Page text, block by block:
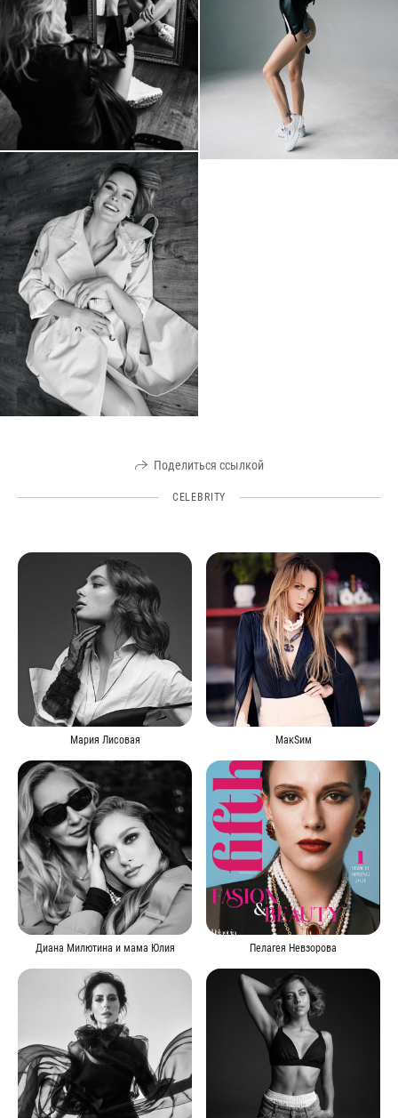
Поделиться ссылкой
CELEBRITY
Мария Лисовая МакSим
Диана Милютина и мама Юлия Пелагея Невзорова